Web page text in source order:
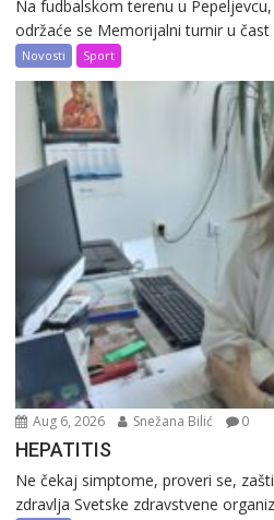
Na fudbalskom terenu u
održaće se Memorijalni turnir u čast
Novosti Sport
Aug 6, 2026 Snežana Bilić 0
HEPATITIS
Ne čekaj simptome, proveri se,
zdravlja Svetske zdravstvene